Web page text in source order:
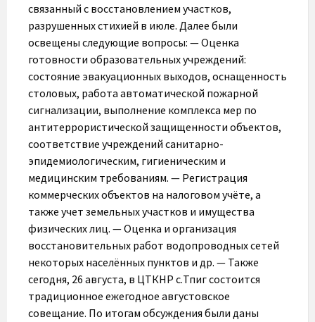
связанный с восстановлением участков,
разрушенных стихией в июле. Далее были
освещены следующие вопросы: — Оценка
готовности образовательных учреждений:
состояние эвакуационных выходов, оснащенность
столовых, работа автоматической пожарной
сигнализации, выполнение комплекса мер по
антитеррористической защищенности объектов,
соответствие учреждений санитарно-
эпидемиологическим, гигиеническим и
медицинским требованиям. — Регистрация
коммерческих объектов на налоговом учёте, а
также учет земельных участков и имущества
физических лиц. — Оценка и организация
восстановительных работ водопроводных сетей
некоторых населённых пунктов и др. — Также
сегодня, 26 августа, в ЦТКНР с.Тпиг состоится
традиционное ежегодное августовское
совещание. По итогам обсуждения были даны